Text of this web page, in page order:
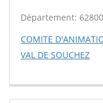
Département: 62800
COMITE
VAL DE SOUCHEZ